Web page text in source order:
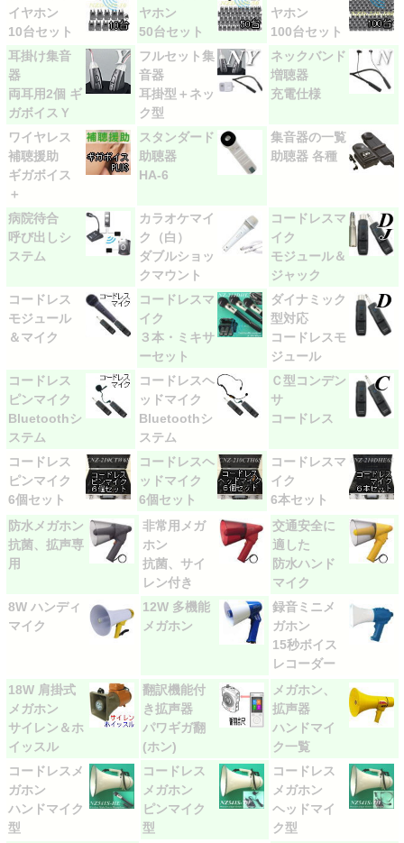
イヤホン
10台セット
ヤホン
50台セット
ヤホン
100台セット
耳掛け集音
器
両耳用2個 ギ
ガボイスＹ
フルセット集
音器
耳掛型＋ネッ
ク型
ネックバンド
増聴器
充電仕様
ワイヤレス
補聴援助
ギガボイス
＋
スタンダード
助聴器
HA-6
集音器の一覧
助聴器 各種
病院待合
呼び出しシ
ステム
カラオケマイ
ク（白）
ダブルショッ
クマウント
コードレスマ
イク
モジュール＆
ジャック
コードレス
モジュール
＆マイク
コードレスマ
イク
３本・ミキサ
ーセット
ダイナミック
型対応
コードレスモ
ジュール
コードレス
ピンマイク
Bluetoothシ
ステム
コードレスヘ
ッドマイク
Bluetoothシ
ステム
Ｃ型コンデン
サ
コードレス
コードレス
ピンマイク
6個セット
コードレスヘ
ッドマイク
6個セット
コードレスマ
イク
6本セット
防水メガホン
抗菌、拡声専
用
非常用メガ
ホン
抗菌、サイ
レン付き
交通安全に
適した
防水ハンド
マイク
8W ハンディ
マイク
12W 多機能
メガホン
録音ミニメ
ガホン
15秒ボイス
レコーダー
18W 肩掛式
メガホン
サイレン＆ホ
イッスル
翻訳機能付
き拡声器
パワギガ翻
(ホン)
メガホン、
拡声器
ハンドマイ
ク一覧
コードレスメ
ガホン
ハンドマイク
型
コードレス
メガホン
ピンマイク
型
コードレス
メガホン
ヘッドマイ
ク型